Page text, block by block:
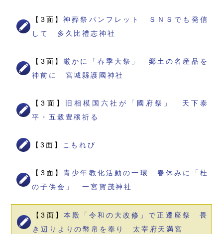
【3面】神葬祭パンフレット ＳＮＳでも発信
して 多久比禮志神社
【3面】 厳かに「春季大祭」 郷土の名産品を
神前に 宮城縣護國神社
【3面】
旧相模国六社が「國府祭」 天下泰
平・五穀豊穣祈る
【3面】 こもれび
【3面】青少年教化活動の一環 春休みに「杜
の子供会」 一宮賀茂神社
【3面】 本殿「令和の大改修」で正遷座祭 畏
き辺りよりの幣帛を奉り 太宰府天満宮